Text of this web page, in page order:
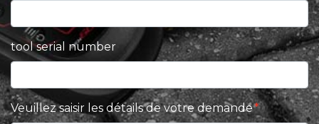
tool serial number
Veuillez saisir les détails de votre demande